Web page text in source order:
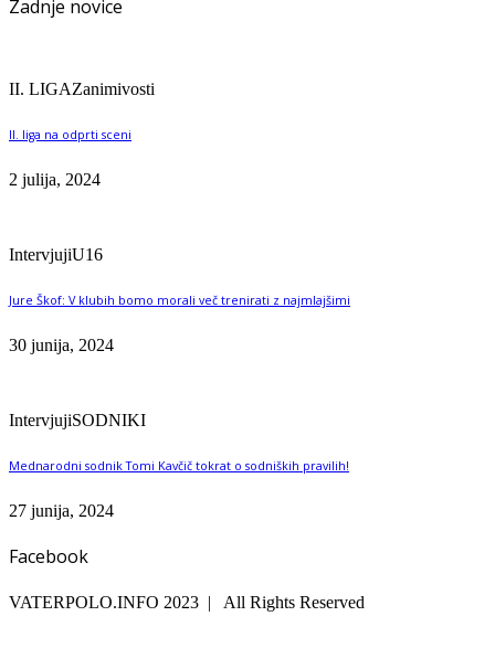
Zadnje novice
II. LIGAZanimivosti
II. liga na odprti sceni
2 julija, 2024
IntervjujiU16
Jure Škof: V klubih bomo morali več trenirati z najmlajšimi
30 junija, 2024
IntervjujiSODNIKI
Mednarodni sodnik Tomi Kavčič tokrat o sodniških pravilih!
27 junija, 2024
Facebook
VATERPOLO.INFO 2023 | All Rights Reserved